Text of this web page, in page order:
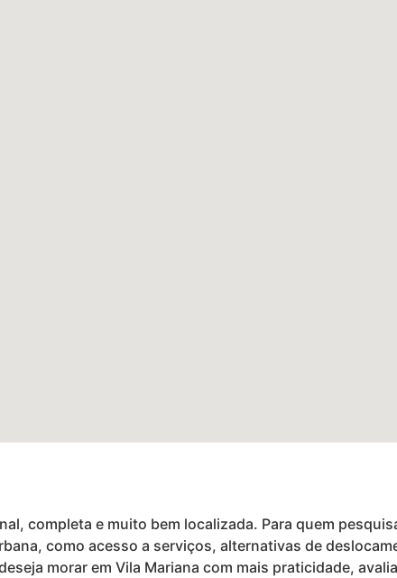
completa e muito bem localizada. Para quem
como acesso a serviços, alternativas de
morar em Vila Mariana com mais praticidade,